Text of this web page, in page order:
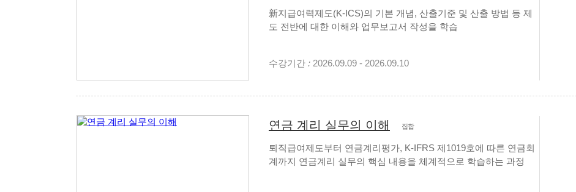
新지급여력제도(K-ICS)의 기본 개념, 산출기준 및 산출 방법 등 제
도 전반에 대한 이해와 업무보고서 작성을 학습
수강기간 : 2026.09.09 - 2026.09.10
연금 계리 실무의 이해 집합
퇴직급여제도부터 연금계리평가, K-IFRS 제1019호에 따른 연금회
계까지 연금계리 실무의 핵심 내용을 체계적으로 학습하는 과정